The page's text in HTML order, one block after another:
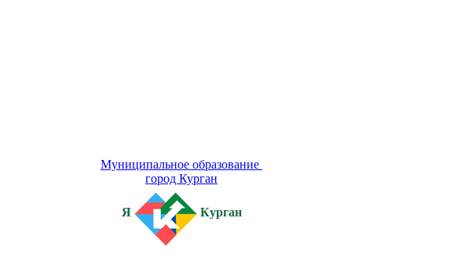
Муниципальное образование
город Курган
Я Курган